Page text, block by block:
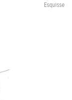
Esquisse